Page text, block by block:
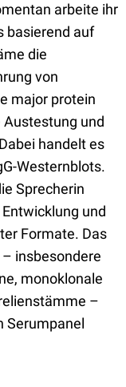
arbeite ihr
basierend auf
die
von
major protein
Austestung und
handelt es
Westernblots.
Sprecherin
und
Formate. Das
insbesondere
monoklonale
–
Serumpanel